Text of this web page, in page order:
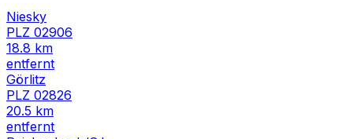
Niesky
PLZ 02906
18.8 km
entfernt
Görlitz
PLZ 02826
20.5 km
entfernt